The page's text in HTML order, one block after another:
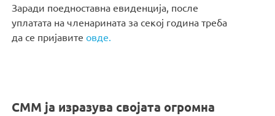
Заради поедноставна евиденција, после
уплатата на членарината за секој година треба
да се пријавитеовде.
СММ ја изразува својата огромна